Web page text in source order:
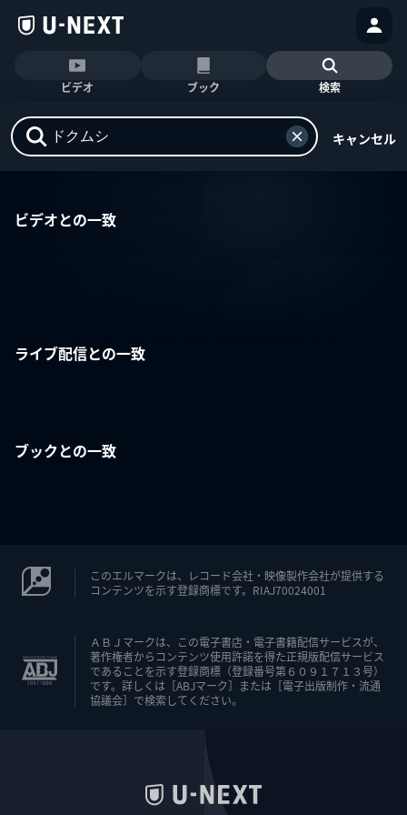
ビデオ ブック 検索
キャンセル
ビデオとの一致
ライブ配信との一致
ブックとの一致
このエルマークは、レコード会社・映像製作会社が提供する
コンテンツを示す登録商標です。RIAJ70024001
ＡＢＪマークは、この電子書店・電子書籍配信サービスが、
著作権者からコンテンツ使用許諾を得た正規版配信サービス
であることを示す登録商標（登録番号第６０９１７１３号）
です。詳しくは［ABJマーク］または［電子出版制作・流通
協議会］で検索してください。